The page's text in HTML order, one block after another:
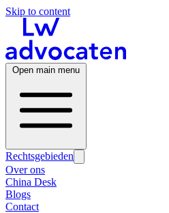
Skip to content
Open main menu
Rechtsgebieden
Over ons
China Desk
Blogs
Contact